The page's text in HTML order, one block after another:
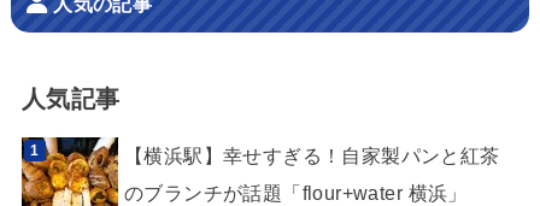
人気記事
【横浜駅】幸せすぎる！自家製パンと紅茶
のブランチが話題「flour+water 横浜」